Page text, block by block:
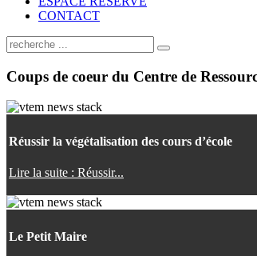
CONTACT
Coups de coeur du Centre de
Réussir la végétalisation des cours d’école
Lire la suite : Réussir...
Le Petit Maire